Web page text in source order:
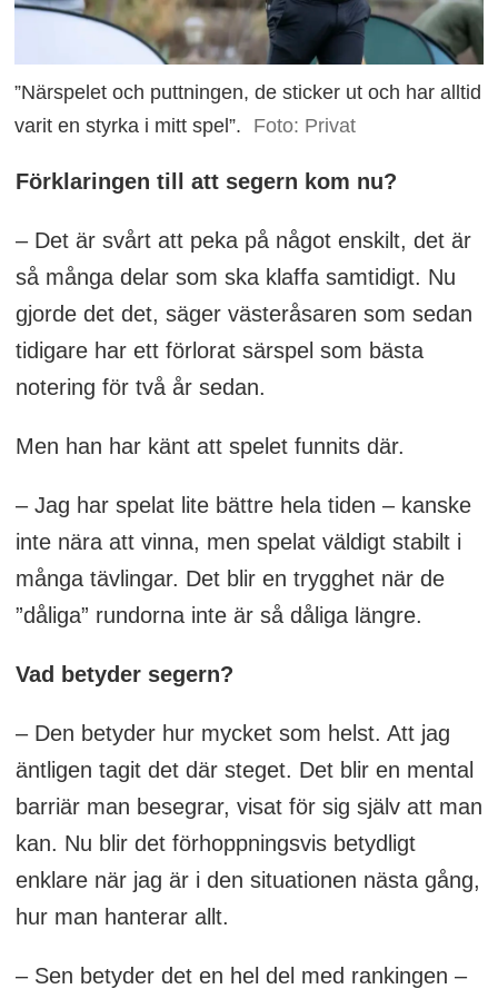
”Närspelet och puttningen, de sticker ut och har alltid
varit en styrka i mitt spel”.
Foto: Privat
Förklaringen till att segern kom nu?
– Det är svårt att peka på något enskilt, det är
så många delar som ska klaffa samtidigt. Nu
gjorde det det, säger västeråsaren som sedan
tidigare har ett förlorat särspel som bästa
notering för två år sedan.
Men han har känt att spelet funnits där.
– Jag har spelat lite bättre hela tiden – kanske
inte nära att vinna, men spelat väldigt stabilt i
många tävlingar. Det blir en trygghet när de
”dåliga” rundorna inte är så dåliga längre.
Vad betyder segern?
– Den betyder hur mycket som helst. Att jag
äntligen tagit det där steget. Det blir en mental
barriär man besegrar, visat för sig själv att man
kan. Nu blir det förhoppningsvis betydligt
enklare när jag är i den situationen nästa gång,
hur man hanterar allt.
– Sen betyder det en hel del med rankingen –